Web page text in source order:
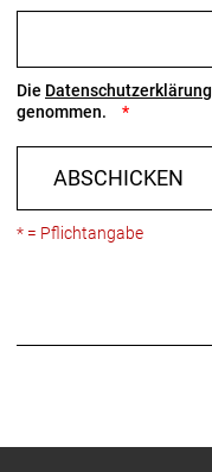
Die Datenschutzerklärung
genommen.
ABSCHICKEN
* = Pflichtangabe